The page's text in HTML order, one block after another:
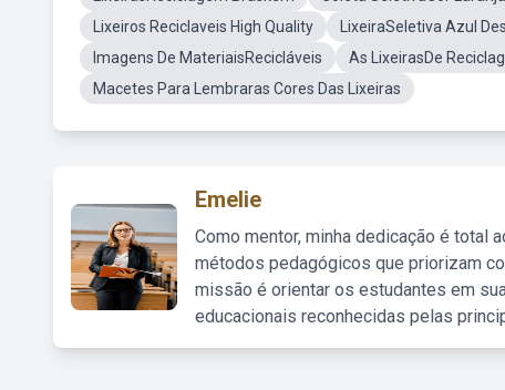
Lixeiros Reciclaveis High Quality
LixeiraSeletiva Azul
Imagens De MateriaisRecicláveis
As LixeirasDe
Macetes Para Lembraras Cores Das Lixeiras
Emelie
Como mentor, minha dedicação é total
métodos pedagógicos que priorizam
missão é orientar os estudantes em
educacionais reconhecidas pelas